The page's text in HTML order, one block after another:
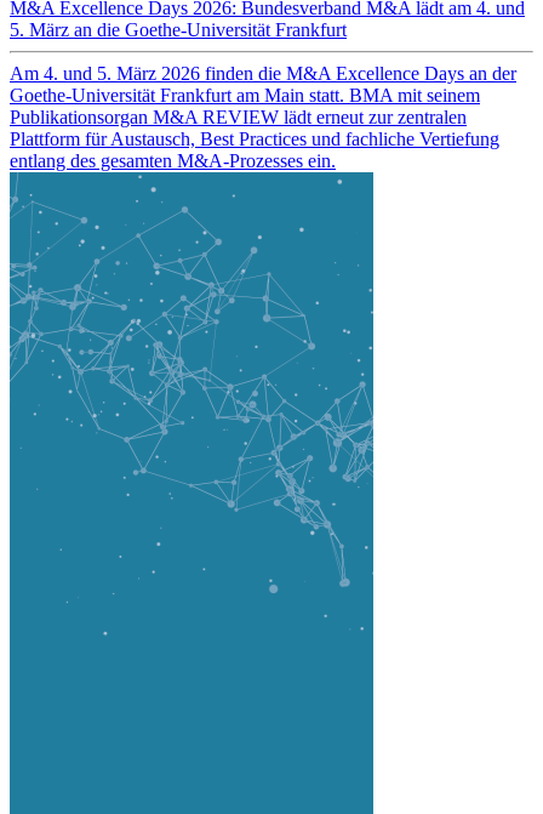
M&A Excellence Days 2026: Bundesverband M&A lädt am 4. und
5. März an die Goethe-Universität Frankfurt
Am 4. und 5. März 2026 finden die M&A Excellence Days an der
Goethe-Universität Frankfurt am Main statt. BMA mit seinem
Publikationsorgan M&A REVIEW lädt erneut zur zentralen
Plattform für Austausch, Best Practices und fachliche Vertiefung
entlang des gesamten M&A-Prozesses ein.